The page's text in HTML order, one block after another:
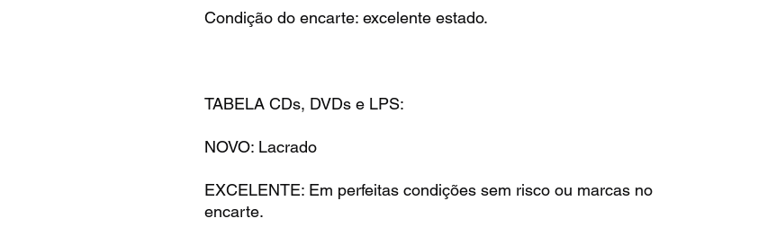
Condição do encarte: excelente estado.
TABELA CDs, DVDs e LPS:
NOVO: Lacrado
EXCELENTE: Em perfeitas condições sem risco ou marcas no
encarte.